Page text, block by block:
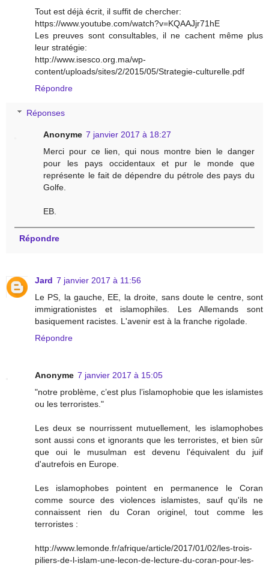
Tout est déjà écrit, il suffit de chercher:
https://www.youtube.com/watch?v=KQAAJjr71hE
Les preuves sont consultables, il ne cachent même plus
leur stratégie:
http://www.isesco.org.ma/wp-
content/uploads/sites/2/2015/05/Strategie-culturelle.pdf
Répondre
Réponses
Anonyme 7 janvier 2017 à 18:27
Merci pour ce lien, qui nous montre bien le danger
pour les pays occidentaux et pur le monde que
représente le fait de dépendre du pétrole des pays du
Golfe.
EB.
Répondre
Jard 7 janvier 2017 à 11:56
Le PS, la gauche, EE, la droite, sans doute le centre, sont
immigrationistes et islamophiles. Les Allemands sont
basiquement racistes. L'avenir est à la franche rigolade.
Répondre
Anonyme 7 janvier 2017 à 15:05
"notre problème, c’est plus l’islamophobie que les islamistes
ou les terroristes."
Les deux se nourrissent mutuellement, les islamophobes
sont aussi cons et ignorants que les terroristes, et bien sûr
que oui le musulman est devenu l'équivalent du juif
d'autrefois en Europe.
Les islamophobes pointent en permanence le Coran
comme source des violences islamistes, sauf qu'ils ne
connaissent rien du Coran originel, tout comme les
terroristes :
http://www.lemonde.fr/afrique/article/2017/01/02/les-trois-
piliers-de-l-islam-une-lecon-de-lecture-du-coran-pour-les-